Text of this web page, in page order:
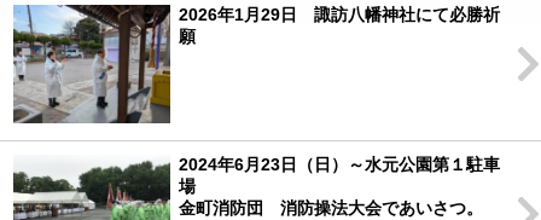
2026年1月29日 諏訪八幡神社にて必勝祈
願
2024年6月23日（日）～水元公園第１駐車
場
金町消防団 消防操法大会であいさつ。